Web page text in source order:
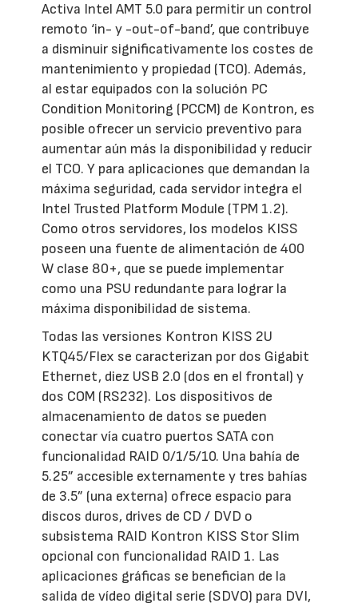
Activa Intel AMT 5.0 para permitir un control
remoto ‘in- y -out-of-band’, que contribuye
a disminuir significativamente los costes de
mantenimiento y propiedad (TCO). Además,
al estar equipados con la solución PC
Condition Monitoring (PCCM) de Kontron, es
posible ofrecer un servicio preventivo para
aumentar aún más la disponibilidad y reducir
el TCO. Y para aplicaciones que demandan la
máxima seguridad, cada servidor integra el
Intel Trusted Platform Module (TPM 1.2).
Como otros servidores, los modelos KISS
poseen una fuente de alimentación de 400
W clase 80+, que se puede implementar
como una PSU redundante para lograr la
máxima disponibilidad de sistema.
Todas las versiones Kontron KISS 2U
KTQ45/Flex se caracterizan por dos Gigabit
Ethernet, diez USB 2.0 (dos en el frontal) y
dos COM (RS232). Los dispositivos de
almacenamiento de datos se pueden
conectar vía cuatro puertos SATA con
funcionalidad RAID 0/1/5/10. Una bahía de
5.25” accesible externamente y tres bahías
de 3.5” (una externa) ofrece espacio para
discos duros, drives de CD / DVD o
subsistema RAID Kontron KISS Stor Slim
opcional con funcionalidad RAID 1. Las
aplicaciones gráficas se benefician de la
salida de vídeo digital serie (SDVO) para DVI,